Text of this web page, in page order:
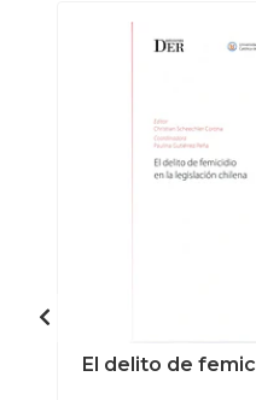
El delito de